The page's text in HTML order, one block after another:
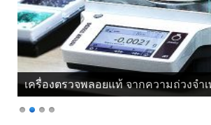
เครื่องตรวจพลอยแท้ จากความถ่วงจำเ